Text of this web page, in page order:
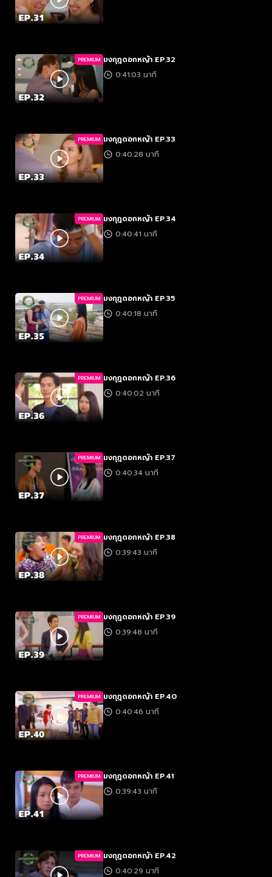
PREMIUM มงกุฎดอกหญ้า EP.32
0:41:03 นาที
PREMIUM มงกุฎดอกหญ้า EP.33
0:40:28 นาที
PREMIUM มงกุฎดอกหญ้า EP.34
0:40:41 นาที
PREMIUM มงกุฎดอกหญ้า EP.35
0:40:18 นาที
PREMIUM มงกุฎดอกหญ้า EP.36
0:40:02 นาที
PREMIUM มงกุฎดอกหญ้า EP.37
0:40:34 นาที
PREMIUM มงกุฎดอกหญ้า EP.38
0:39:43 นาที
PREMIUM มงกุฎดอกหญ้า EP.39
0:39:48 นาที
PREMIUM มงกุฎดอกหญ้า EP.40
0:40:46 นาที
PREMIUM มงกุฎดอกหญ้า EP.41
0:39:43 นาที
PREMIUM มงกุฎดอกหญ้า EP.42
0:40:29 นาที